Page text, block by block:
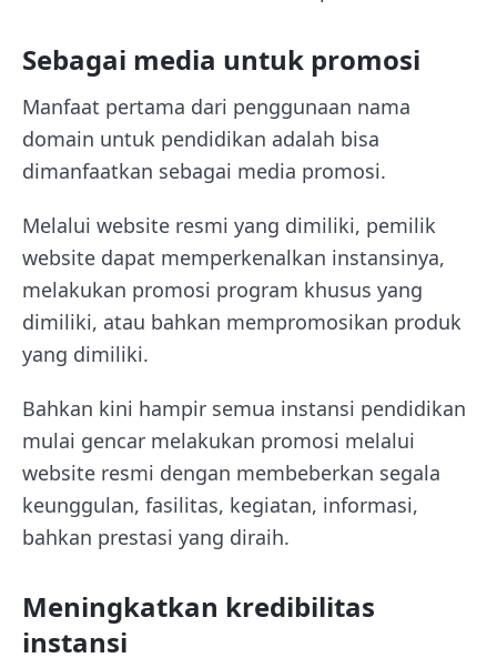
Sebagai media untuk promosi
Manfaat pertama dari penggunaan nama
domain untuk pendidikan adalah bisa
dimanfaatkan sebagai media promosi.
Melalui website resmi yang dimiliki, pemilik
website dapat memperkenalkan instansinya,
melakukan promosi program khusus yang
dimiliki, atau bahkan mempromosikan produk
yang dimiliki.
Bahkan kini hampir semua instansi pendidikan
mulai gencar melakukan promosi melalui
website resmi dengan membeberkan segala
keunggulan, fasilitas, kegiatan, informasi,
bahkan prestasi yang diraih.
Meningkatkan kredibilitas
instansi